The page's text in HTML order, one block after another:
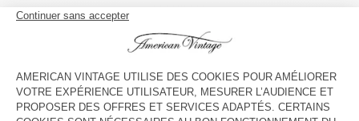
S M L XL XXL
Le mannequin mesure 191 cm et porte une taille M